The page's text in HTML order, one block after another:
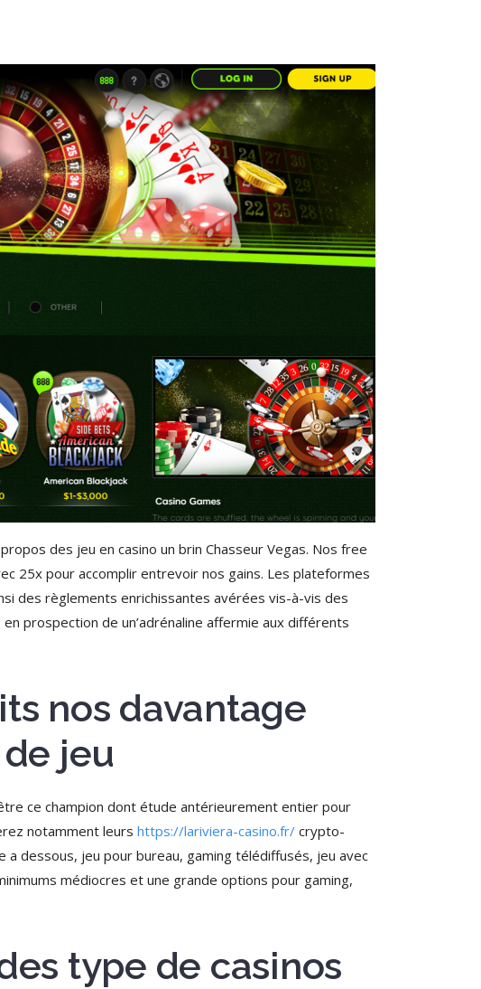
des jeu en casino un brin Chasseur Vegas. Nos free
25x pour accomplir entrevoir nos gains. Les plateformes
des règlements enrichissantes avérées vis-à-vis des
prospection de un’adrénaline affermie aux différents
nos davantage
jeu
ce champion dont étude antérieurement entier pour
notamment leurs https://lariviera-casino.fr/ crypto-
a dessous, jeu pour bureau, gaming télédiffusés, jeu avec
médiocres et une grande options pour gaming,
type de casinos